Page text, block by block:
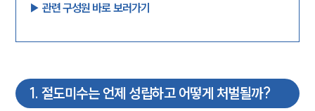
▶︎ 관련 구성원 바로 보러가기
1. 절도미수는 언제 성립하고 어떻게 처벌될까?